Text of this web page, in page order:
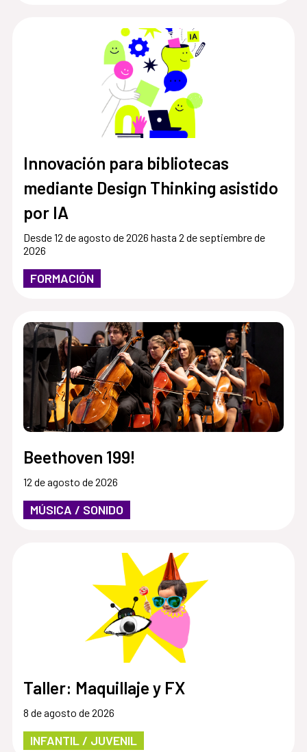
Innovación para bibliotecas
mediante Design Thinking asistido
por IA
Desde 12 de agosto de 2026 hasta 2 de septiembre de
2026
FORMACIÓN
Beethoven 199!
12 de agosto de 2026
MÚSICA / SONIDO
Taller: Maquillaje y FX
8 de agosto de 2026
INFANTIL / JUVENIL